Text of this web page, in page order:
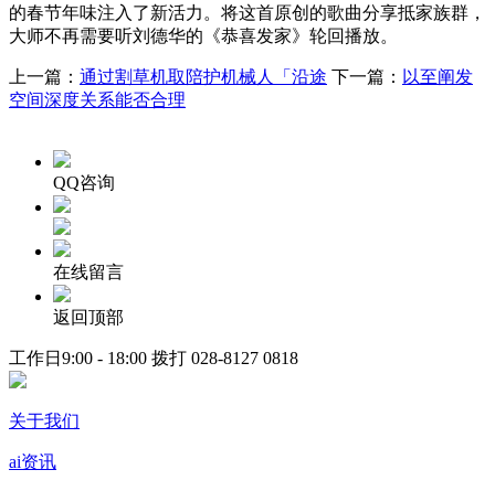
的春节年味注入了新活力。将这首原创的歌曲分享抵家族群，
大师不再需要听刘德华的《恭喜发家》轮回播放。
上一篇： 通过割草机取陪护机械人「沿途 下一篇： 以至阐发
空间深度关系能否合理
QQ咨询
在线留言
返回顶部
工作日9:00 - 18:00 拨打 028-8127 0818
关于我们
ai资讯